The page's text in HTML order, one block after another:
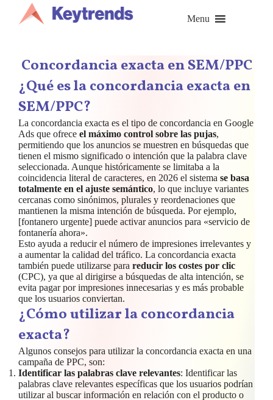
contenido
Menu
Concordancia exacta en SEM/PPC
¿Qué es la concordancia exacta en
SEM/PPC?
La concordancia exacta es el tipo de concordancia en Google
Ads que ofrece el máximo control sobre las pujas,
permitiendo que los anuncios se muestren en búsquedas que
tienen el mismo significado o intención que la palabra clave
seleccionada. Aunque históricamente se limitaba a la
coincidencia literal de caracteres, en 2026 el sistema se basa
totalmente en el ajuste semántico, lo que incluye variantes
cercanas como sinónimos, plurales y reordenaciones que
mantienen la misma intención de búsqueda. Por ejemplo,
[fontanero urgente] puede activar anuncios para «servicio de
fontanería ahora».
Esto ayuda a reducir el número de impresiones irrelevantes y
a aumentar la calidad del tráfico. La concordancia exacta
también puede utilizarse para reducir los costes por clic
(CPC), ya que al dirigirse a búsquedas de alta intención, se
evita pagar por impresiones innecesarias y es más probable
que los usuarios conviertan.
¿Cómo utilizar la concordancia
exacta?
Algunos consejos para utilizar la concordancia exacta en una
campaña de PPC, son:
Identificar las palabras clave relevantes: Identificar las
palabras clave relevantes específicas que los usuarios podrían
utilizar al buscar información en relación con el producto o